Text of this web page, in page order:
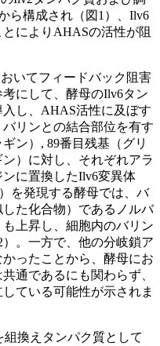
ら構成され（図1）、Ilv6
によりAHASの活性が阻
いてフィードバック阻害
にして、酵母のIlv6タン
し、AHAS活性に及ぼす
リンとの結合部位を有す
ン）, 89番目残基（グリ
）に対し、それぞれアラ
に置換したIlv6変異体
）を発現する酵母では、バ
た化合物）であるノルバ
上昇し、細胞内のバリン
。一方で、他の分岐鎖ア
ったことから、酵母にお
通であるにも関わらず、
ている可能性が示されま
換えタンパク質として